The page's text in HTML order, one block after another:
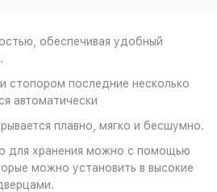
обеспечивая удобный
стопором последние несколько
автоматически
плавно, мягко и бесшумно.
для хранения можно с помощью
можно установить в высокие